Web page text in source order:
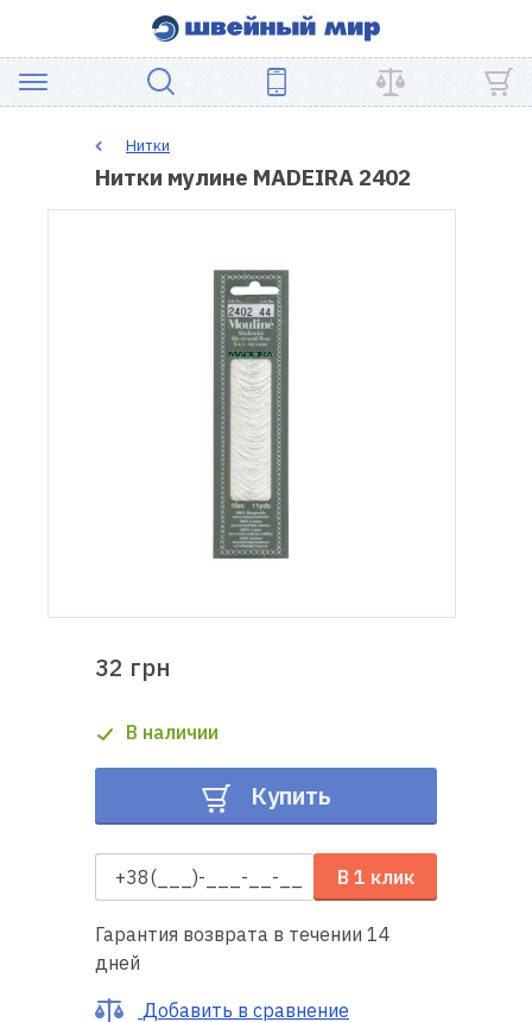
ШВЕЙНОЕ
Ремонт
швейной
Полезные
советы
Контакты
Нитки
Нитки мулине MADEIRA 2402
32 грн
В наличии
Купить
В 1 клик
Гарантия возврата в течении 14
дней
Добавить в сравнение